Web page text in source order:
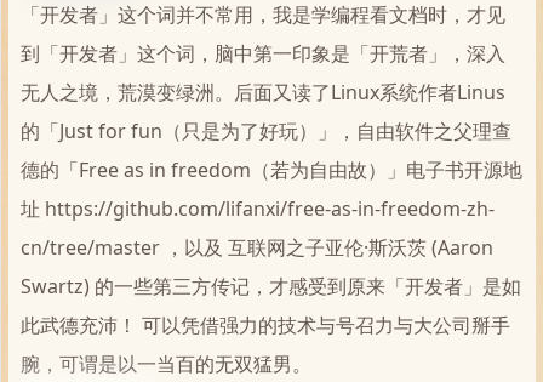
「开发者」这个词并不常用，我是学编程看文档时，才见
到「开发者」这个词，脑中第一印象是「开荒者」，深入
无人之境，荒漠变绿洲。后面又读了Linux系统作者Linus
的「Just for fun（只是为了好玩）」，自由软件之父理查
德的「Free as in freedom（若为自由故）」电子书开源地
址 https://github.com/lifanxi/free-as-in-freedom-zh-
cn/tree/master ，以及 互联网之子亚伦·斯沃茨 (Aaron
Swartz) 的一些第三方传记，才感受到原来「开发者」是如
此武德充沛！ 可以凭借强力的技术与号召力与大公司掰手
腕，可谓是以一当百的无双猛男。